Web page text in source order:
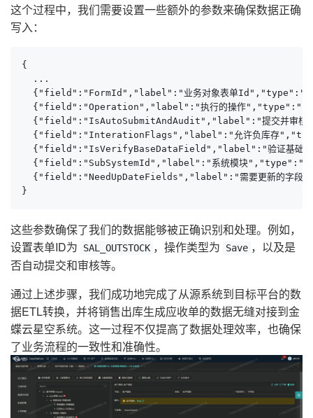
这个过程中，我们需要设置一些额外的参数来确保数据正确
写入：
{
  ...
{"field":"FormId","label":"业务对象表单
{"field":"Operation","label":"执行的操作
{"field":"IsAutoSubmitAndAudit","label":"提交并审
{"field":"InterationFlags","label":"允许负库存
{"field":"IsVerifyBaseDataField","label":"验证基础资
{"field":"SubSystemId","label":"系统模块
{"field":"NeedUpDateFields","label":"需要更新的字
}
这些参数确保了我们的数据能够被正确识别和处理。例如，
设置表单ID为
SAL_OUTSTOCK ，操作类型为 Save ，以及是
否自动提交和审核等。
通过上述步骤，我们成功地完成了从源系统到目标平台的数
据ETL转换，并将销售出库生成应收单的数据无缝对接到金
蝶云星空系统。这一过程不仅提高了数据处理效率，也确保
了业务流程的一致性和准确性。